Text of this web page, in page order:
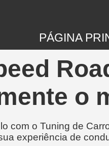
PÁGINA
o
com o Tuning de
experiência de